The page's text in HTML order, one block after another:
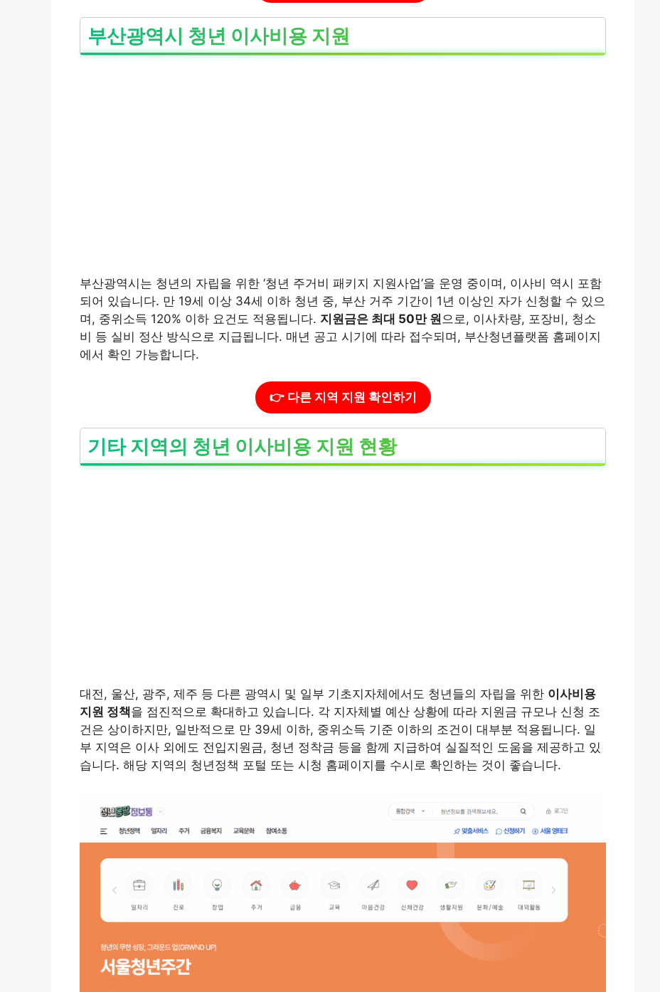
부산광역시 청년 이사비용 지원
부산광역시는 청년의 자립을 위한 ‘청년 주거비 패키지 지원사업’을 운영 중이며, 이사비 역시 포함
되어 있습니다. 만 19세 이상 34세 이하 청년 중, 부산 거주 기간이 1년 이상인 자가 신청할 수 있으
며, 중위소득 120% 이하 요건도 적용됩니다. 지원금은 최대 50만 원 으로, 이사차량, 포장비, 청소
비 등 실비 정산 방식으로 지급됩니다. 매년 공고 시기에 따라 접수되며, 부산청년플랫폼 홈페이지
에서 확인 가능합니다.
👉 다른 지역 지원 확인하기
기타 지역의 청년 이사비용 지원 현황
대전, 울산, 광주, 제주 등 다른 광역시 및 일부 기초지자체에서도 청년들의 자립을 위한 이사비용
지원 정책을 점진적으로 확대하고 있습니다. 각 지자체별 예산 상황에 따라 지원금 규모나 신청 조
건은 상이하지만, 일반적으로 만 39세 이하, 중위소득 기준 이하의 조건이 대부분 적용됩니다. 일
부 지역은 이사 외에도 전입지원금, 청년 정착금 등을 함께 지급하여 실질적인 도움을 제공하고 있
습니다. 해당 지역의 청년정책 포털 또는 시청 홈페이지를 수시로 확인하는 것이 좋습니다.